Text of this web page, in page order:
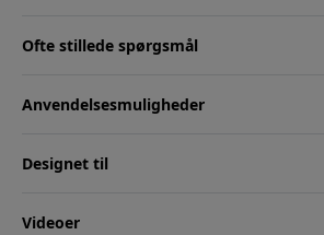
Ofte stillede spørgsmål
Anvendelsesmuligheder
Designet til
Videoer